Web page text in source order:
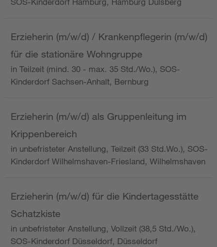
Erzieherin (m/w/d) / Krankenpflegerin (m/w/d)
für die stationäre Wohngruppe
in Teilzeit (mind. 30 - max. 35 Std./Wo.), SOS-
Kinderdorf Sachsen-Anhalt, Bernburg
Erzieherin (m/w/d) als Gruppenleitung im
Krippenbereich
in unbefristeter Anstellung, Teilzeit (33 Std.Wo.), SOS-
Kinderdorf Wilhelmshaven-Friesland, Wilhelmshaven
Erzieherin (m/w/d) für die Kindertagesstätte
Schatzkiste
in unbefristeter Anstellung, Vollzeit (38,5 Std./Wo.),
SOS-Kinderdorf Düsseldorf, Düsseldorf